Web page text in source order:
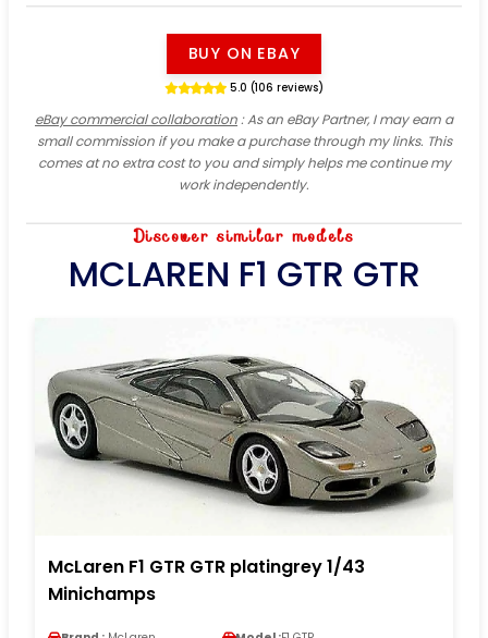
BUY ON EBAY
5.0 (106 reviews)
eBay commercial collaboration: As an eBay Partner, I may earn a
small commission if you make a purchase through my links. This
comes at no extra cost to you and simply helps me continue my
work independently.
Discover similar models
MCLAREN F1 GTR GTR
McLaren F1 GTR GTR platingrey 1/43
Minichamps